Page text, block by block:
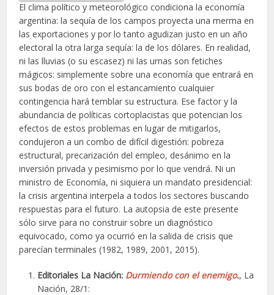
El clima político y meteorológico condiciona la economía
argentina: la sequía de los campos proyecta una merma en
las exportaciones y por lo tanto agudizan justo en un año
electoral la otra larga sequía: la de los dólares. En realidad,
ni las lluvias (o su escasez) ni las urnas son fetiches
mágicos: simplemente sobre una economía que entrará en
sus bodas de oro con el estancamiento cualquier
contingencia hará temblar su estructura. Ese factor y la
abundancia de políticas cortoplacistas que potencian los
efectos de estos problemas en lugar de mitigarlos,
condujeron a un combo de difícil digestión: pobreza
estructural, precarización del empleo, desánimo en la
inversión privada y pesimismo por lo que vendrá. Ni un
ministro de Economía, ni siquiera un mandato presidencial:
la crisis argentina interpela a todos los sectores buscando
respuestas para el futuro. La autopsia de este presente
sólo sirve para no construir sobre un diagnóstico
equivocado, como ya ocurrió en la salida de crisis que
parecían terminales (1982, 1989, 2001, 2015).
Editoriales La Nación: Durmiendo con el enemigo., La
Nación, 28/1: